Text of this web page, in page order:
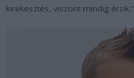
kirekesztés, viszont mindig érzik.”